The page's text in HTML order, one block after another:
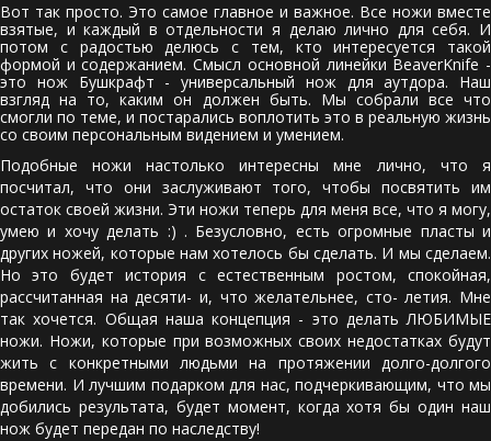
Вот так просто. Это самое главное и важное. Все ножи вместе
взятые, и каждый в отдельности я делаю лично для себя. И
потом с радостью делюсь с тем, кто интересуется такой
формой и содержанием. Смысл основной линейки BeaverKnife -
это нож Бушкрафт - универсальный нож для аутдора. Наш
взгляд на то, каким он должен быть. Мы собрали все что
смогли по теме, и постарались воплотить это в реальную жизнь
со своим персональным видением и умением.
Подобные ножи настолько интересны мне лично, что я
посчитал, что они заслуживают того, чтобы посвятить им
остаток своей жизни. Эти ножи теперь для меня все, что я могу,
умею и хочу делать :) . Безусловно, есть огромные пласты и
других ножей, которые нам хотелось бы сделать. И мы сделаем.
Но это будет история с естественным ростом, спокойная,
рассчитанная на десяти- и, что желательнее, сто- летия. Мне
так хочется. Общая наша концепция - это делать ЛЮБИМЫЕ
ножи. Ножи, которые при возможных своих недостатках будут
жить с конкретными людьми на протяжении долго-долгого
времени. И лучшим подарком для нас, подчеркивающим, что мы
добились результата, будет момент, когда хотя бы один наш
нож будет передан по наследству!